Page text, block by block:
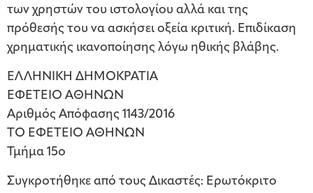
των χρηστών του ιστολογίου αλλά και της
πρόθεσής του να ασκήσει οξεία κριτική. Επιδίκαση
χρηματικής ικανοποίησης λόγω ηθικής βλάβης.
ΕΛΛΗΝΙΚΗ ΔΗΜΟΚΡΑΤΙΑ
ΕΦΕΤΕΙΟ ΑΘΗΝΩΝ
Αριθμός Απόφασης 1143/2016
ΤΟ ΕΦΕΤΕΙΟ ΑΘΗΝΩΝ
Τμήμα 15ο
Συγκροτήθηκε από τους Δικαστές: Ερωτόκριτο